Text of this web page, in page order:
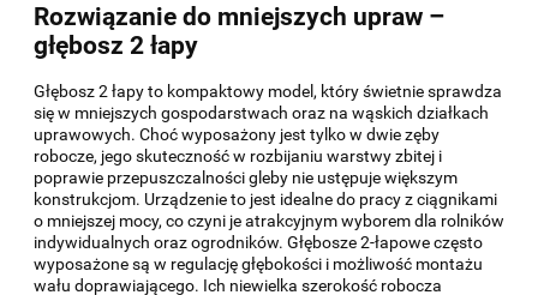
Rozwiązanie do mniejszych upraw –
głębosz 2 łapy
Głębosz 2 łapy to kompaktowy model, który świetnie sprawdza
się w mniejszych gospodarstwach oraz na wąskich działkach
uprawowych. Choć wyposażony jest tylko w dwie zęby
robocze, jego skuteczność w rozbijaniu warstwy zbitej i
poprawie przepuszczalności gleby nie ustępuje większym
konstrukcjom. Urządzenie to jest idealne do pracy z ciągnikami
o mniejszej mocy, co czyni je atrakcyjnym wyborem dla rolników
indywidualnych oraz ogrodników. Głębosze 2-łapowe często
wyposażone są w regulację głębokości i możliwość montażu
wału doprawiającego. Ich niewielka szerokość robocza